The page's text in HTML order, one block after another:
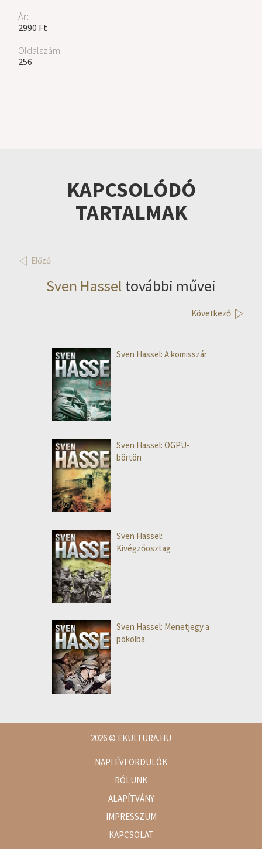
Ár:
2990 Ft
Oldalszám:
256
KAPCSOLÓDÓ
TARTALMAK
Előző
Sven Hassel további művei
Következő
Sven Hassel: A komisszár
Sven Hassel: OGPU-
börtön
Sven Hassel:
Kivégzőosztag
Sven Hassel: Menetjegy a
pokolba
2026© EKULTURA.HU
NAPI ÉVFORDULÓK
RÓLUNK
ALAPÍTVÁNY
IMPRESSZUM
KAPCSOLAT